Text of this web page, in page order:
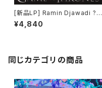
[新品LP] Ramin Djawadi ? G
ame Of Thrones (180g) /
ゲーム・オブ・スローンズ
¥4,840
同じカテゴリの商品